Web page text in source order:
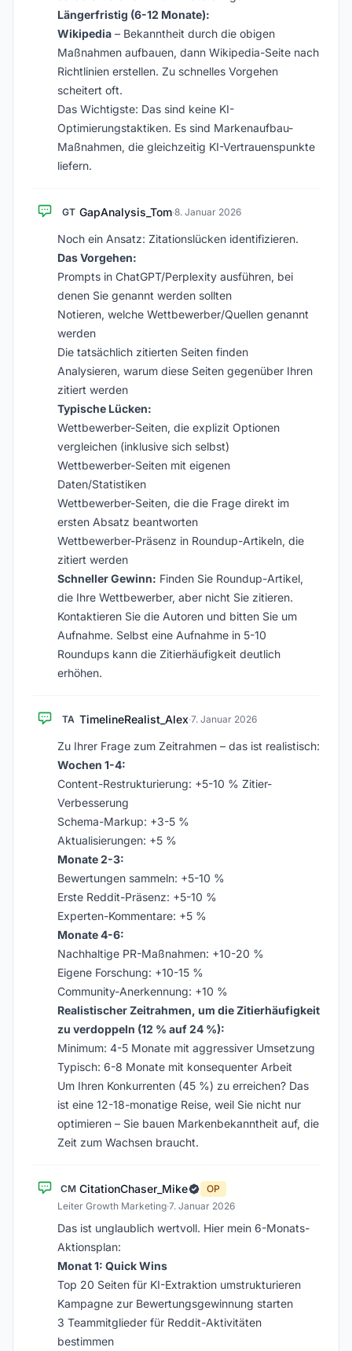
Längerfristig (6-12 Monate):
Wikipedia – Bekanntheit durch die obigen
Maßnahmen aufbauen, dann Wikipedia-Seite nach
Richtlinien erstellen. Zu schnelles Vorgehen
scheitert oft.
Das Wichtigste: Das sind keine KI-
Optimierungstaktiken. Es sind Markenaufbau-
Maßnahmen, die gleichzeitig KI-Vertrauenspunkte
liefern.
GT GapAnalysis_Tom·8. Januar 2026
Noch ein Ansatz: Zitationslücken identifizieren.
Das Vorgehen:
Prompts in ChatGPT/Perplexity ausführen, bei
denen Sie genannt werden sollten
Notieren, welche Wettbewerber/Quellen genannt
werden
Die tatsächlich zitierten Seiten finden
Analysieren, warum diese Seiten gegenüber Ihren
zitiert werden
Typische Lücken:
Wettbewerber-Seiten, die explizit Optionen
vergleichen (inklusive sich selbst)
Wettbewerber-Seiten mit eigenen
Daten/Statistiken
Wettbewerber-Seiten, die die Frage direkt im
ersten Absatz beantworten
Wettbewerber-Präsenz in Roundup-Artikeln, die
zitiert werden
Schneller Gewinn: Finden Sie Roundup-Artikel,
die Ihre Wettbewerber, aber nicht Sie zitieren.
Kontaktieren Sie die Autoren und bitten Sie um
Aufnahme. Selbst eine Aufnahme in 5-10
Roundups kann die Zitierhäufigkeit deutlich
erhöhen.
TA TimelineRealist_Alex·7. Januar 2026
Zu Ihrer Frage zum Zeitrahmen – das ist realistisch:
Wochen 1-4:
Content-Restrukturierung: +5-10 % Zitier-
Verbesserung
Schema-Markup: +3-5 %
Aktualisierungen: +5 %
Monate 2-3:
Bewertungen sammeln: +5-10 %
Erste Reddit-Präsenz: +5-10 %
Experten-Kommentare: +5 %
Monate 4-6:
Nachhaltige PR-Maßnahmen: +10-20 %
Eigene Forschung: +10-15 %
Community-Anerkennung: +10 %
Realistischer Zeitrahmen, um die Zitierhäufigkeit
zu verdoppeln (12 % auf 24 %):
Minimum: 4-5 Monate mit aggressiver Umsetzung
Typisch: 6-8 Monate mit konsequenter Arbeit
Um Ihren Konkurrenten (45 %) zu erreichen? Das
ist eine 12-18-monatige Reise, weil Sie nicht nur
optimieren – Sie bauen Markenbekanntheit auf, die
Zeit zum Wachsen braucht.
CM CitationChaser_Mike
OP
Leiter Growth Marketing·7. Januar 2026
Das ist unglaublich wertvoll. Hier mein 6-Monats-
Aktionsplan:
Monat 1: Quick Wins
Top 20 Seiten für KI-Extraktion umstrukturieren
Kampagne zur Bewertungsgewinnung starten
3 Teammitglieder für Reddit-Aktivitäten
bestimmen